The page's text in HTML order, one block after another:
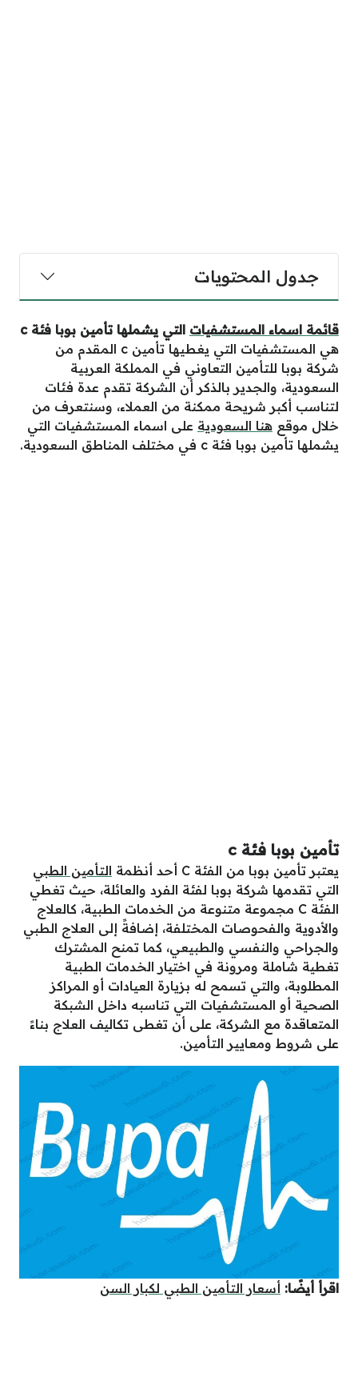
جدول المحتويات
قائمة اسماء المستشفيات التي يشملها تأمين بوبا فئةc
هي المستشفيات التي يغطيها تأمين c المقدم من
شركة بوبا للتأمين التعاوني في المملكة العربية
السعودية، والجدير بالذكر أن الشركة تقدم عدة فئات
لتناسب أكبر شريحة ممكنة من العملاء، وسنتعرف من
خلال موقع هنا السعودية على اسماء المستشفيات التي
يشملها تأمين بوبا فئة c في مختلف المناطق السعودية.
تأمين بوبا فئة c
يعتبر تأمين بوبا من الفئة C أحد أنظمة
التأمين الطبي
التي تقدمها شركة بوبا لفئة الفرد والعائلة، حيث تغطي
الفئة C مجموعة متنوعة من الخدمات الطبية، كالعلاج
والأدوية والفحوصات المختلفة، إضافةً إلى العلاج الطبي
والجراحي والنفسي والطبيعي، كما تمنح المشترك
تغطية شاملة ومرونة في اختيار الخدمات الطبية
المطلوبة، والتي تسمح له بزيارة العيادات أو المراكز
الصحية أو المستشفيات التي تناسبه داخل الشبكة
المتعاقدة مع الشركة، على أن تغطى تكاليف العلاج بناءً
على شروط ومعايير التأمين.
اقرأ أيضًا: أسعار التأمين الطبي لكبار السن